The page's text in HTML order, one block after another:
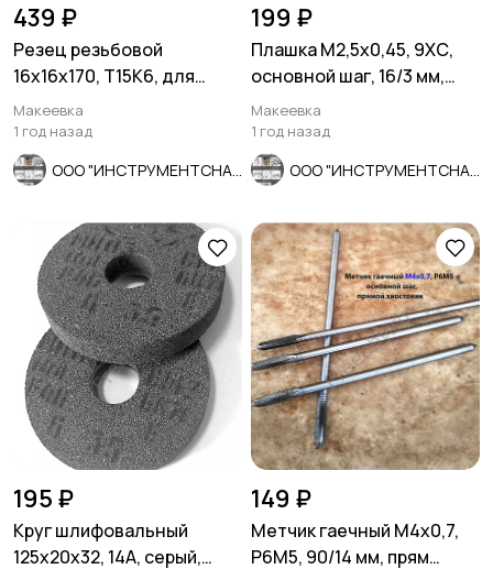
439 ₽
Резец резьбовой
16х16х170, Т15К6, для
внутренней резьбы, 2662-
0005.
Макеевка
1 год назад
199 ₽
Плашка М2,5х0,45, 9ХС,
основной шаг, 16/3 мм,
ГОСТ 7740-71.
Макеевка
1 год назад
195 ₽
Круг шлифовальный
125х20х32, 14А, серый,
149 ₽
Метчик гаечный М4х0,7,
Р6М5, 90/14 мм, прям